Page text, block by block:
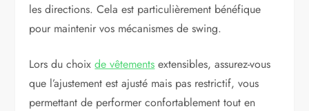
les directions. Cela est particulièrement bénéfique
pour maintenir vos mécanismes de swing.
Lors du choixde vêtements extensibles, assurez-vous
que l’ajustement est ajusté mais pas restrictif, vous
permettant de performer confortablement tout en